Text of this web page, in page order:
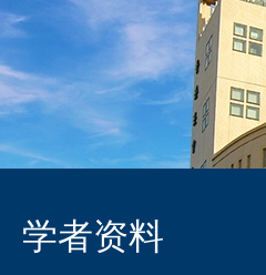
学者资料